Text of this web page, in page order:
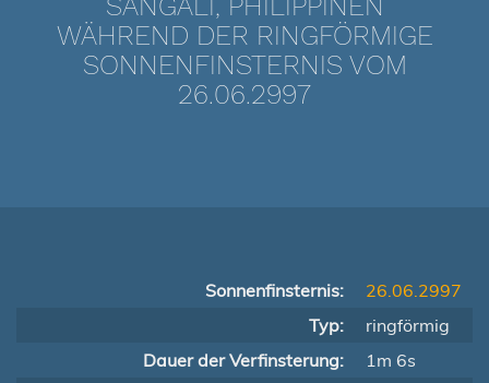
WÄHREND DER RINGFÖRMIGE
SONNENFINSTERNIS VOM
26.06.2997
Sonnenfinsternis:
26.06.2997
Typ:
ringförmig
Dauer der Verfinsterung:
1m 6s